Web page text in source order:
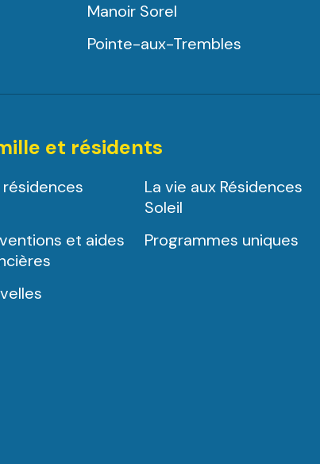
Manoir Sorel
Pointe-aux-Trembles
et résidents
résidences
La vie aux Résidences
Soleil
et aides
Programmes uniques